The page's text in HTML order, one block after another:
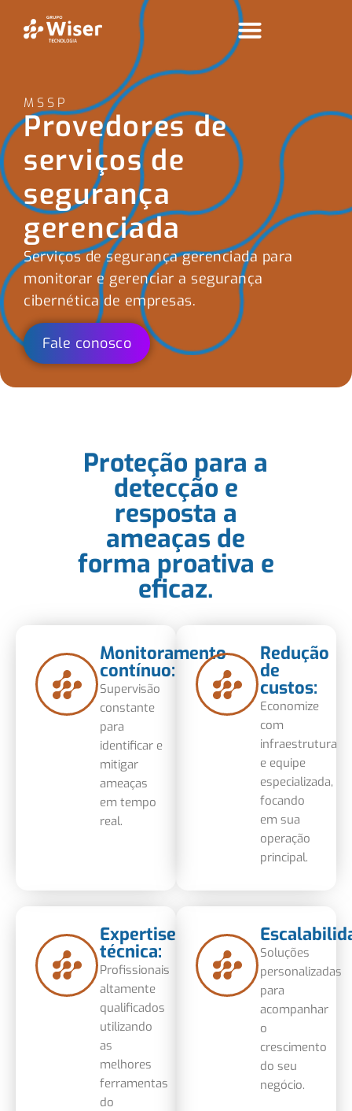
MSSP
Provedores de
serviços de
segurança
gerenciada
Serviços desegurança gerenciada para
monitorar e gerenciar a segurança
cibernética de empresas.
Fale conosco
Proteção para a
detecção e
resposta a
ameaças de
forma proativa e
eficaz.
Monitoramento
contínuo:
Supervisão
constante
para
identificar e
mitigar
ameaças
em tempo
real.
Redução
de
custos:
Economize
com
infraestrutura
e equipe
especializada,
focando
em sua
operação
principal.
Expertise
técnica:
Profissionais
altamente
qualificados
utilizando
as
melhores
ferramentas
do
Soluções
personalizadas
para
acompanhar
o
crescimento
do seu
negócio.